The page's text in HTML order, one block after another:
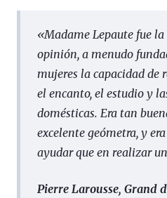
«Madame Lepaute fue
opinión, a menudo
mujeres la capacidad de
el encanto, el estudio y
domésticas. Era tan
excelente geómetra, y
ayudar que en realizar
Pierre Larousse, Grand